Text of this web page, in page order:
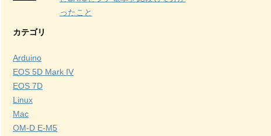
ったこと
カテゴリ
Arduino
EOS 5D Mark IV
EOS 7D
Linux
Mac
OM-D E-M5